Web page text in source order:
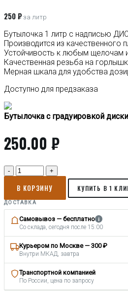
250 ₽ за литр
Бутылочка 1 литр с надписью
Производится из качественного
Устойчивость к любым щелочам
Качественная резьба на
Мерная шкала для удобства
Доступно для предзаказа
Бутылочка с градуировкой диски
250.00 ₽
Количество
товара
Бутылочка
с
градуировкой
диски
1
литр
В КОРЗИНУ КУПИТЬ В 1
ДОСТАВКА
Самовывоз — бесплатно i
Со склада, сегодня после 15:00
Курьером по Москве — 300 ₽
Внутри МКАД, завтра
Транспортной компанией
По России, цена по запросу